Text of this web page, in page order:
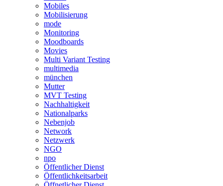
Mobiles
Mobilisierung
mode
Monitoring
Moodboards
Movies
Multi Variant Testing
multimedia
münchen
Mutter
MVT Testing
Nachhaltigkeit
Nationalparks
Nebenjob
Network
Netzwerk
NGO
npo
Öffentlicher Dienst
Öffentlichkeitsarbeit